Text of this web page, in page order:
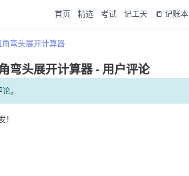
首页 精选 考试 记工天 📒 记账本
弯头展开计算器
弯头展开计算器 - 用户评论
。